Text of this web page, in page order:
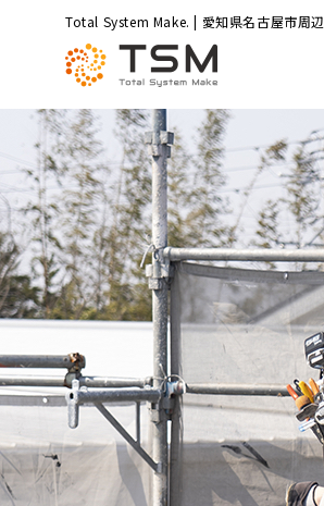
Total System Make. | 愛知県名古屋市周